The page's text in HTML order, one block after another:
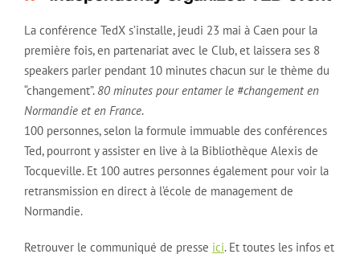
La conférence TedX s’installe, jeudi 23 mai à Caen pour la
première fois, en partenariat avec le Club, et laissera ses 8
speakers parler pendant 10 minutes chacun sur le thème du
“changement”. 80 minutes pour entamer le #changement en
Normandie et en France.
100 personnes, selon la formule immuable des conférences
Ted, pourront y assister en live à la Bibliothèque Alexis de
Tocqueville. Et 100 autres personnes également pour voir la
retransmission en direct à l’école de management de
Normandie.
Retrouver le communiqué de presse ici. Et toutes les infos et